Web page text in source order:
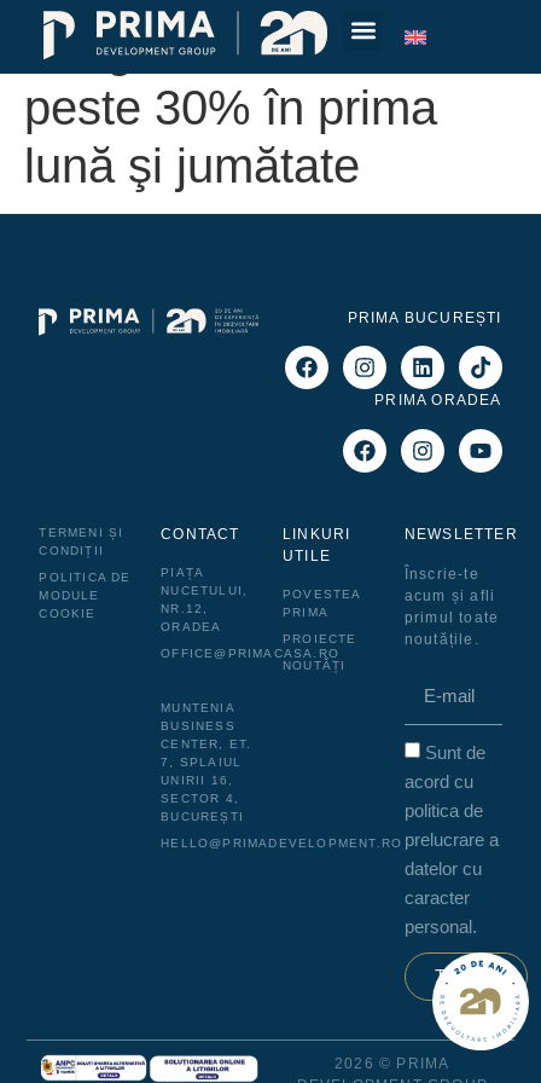
înregistrat vânzări de
peste 30% în prima
lună şi jumătate
PRIMA BUCUREȘTI
PRIMA ORADEA
TERMENI ȘI
CONDIȚII
POLITICA DE
MODULE
COOKIE
CONTACT
PIAȚA
NUCETULUI,
NR.12,
ORADEA
OFFICE@PRIMACASA.RO
MUNTENIA
BUSINESS
CENTER, ET.
7, SPLAIUL
UNIRII 16,
SECTOR 4,
BUCUREȘTI
HELLO@PRIMADEVELOPMENT.RO
LINKURI
UTILE
POVESTEA
PRIMA
PROIECTE
NOUTĂȚI
NEWSLETTER
Înscrie-te
acum și afli
primul toate
noutățile.
Sunt de
acord cu
politica de
prelucrare a
datelor cu
caracter
personal.
Trimite
2026 © PRIMA